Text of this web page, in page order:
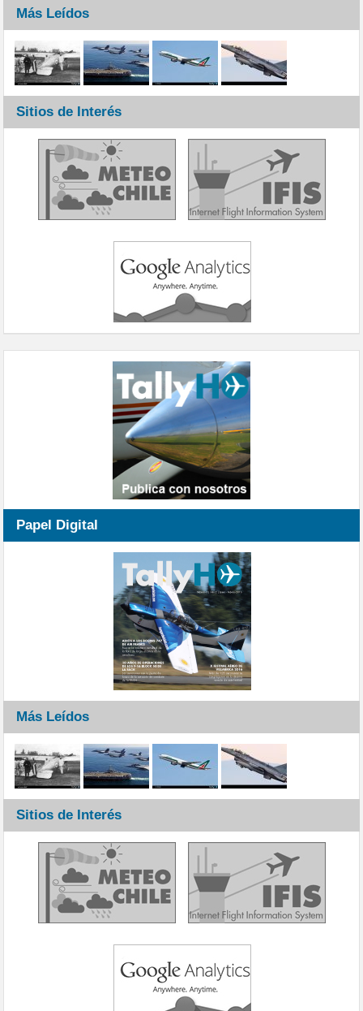
Más Leídos
Sitios de Interés
Papel Digital
Más Leídos
Sitios de Interés